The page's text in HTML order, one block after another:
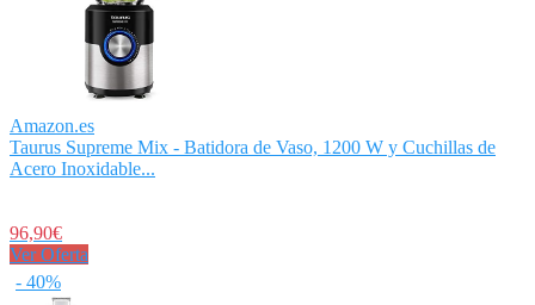
Amazon.es
Taurus Supreme Mix - Batidora de Vaso, 1200 W y Cuchillas de
Acero Inoxidable...
96,90€
Ver Oferta
- 40%